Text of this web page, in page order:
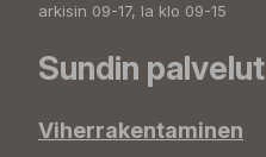
arkisin 09-17, la klo 09-15
Sundin palvelut
Viherrakentaminen